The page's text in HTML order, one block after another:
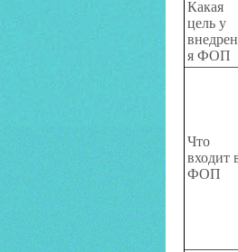
Какая
цель у
я ФОП
Что
входит
ФОП